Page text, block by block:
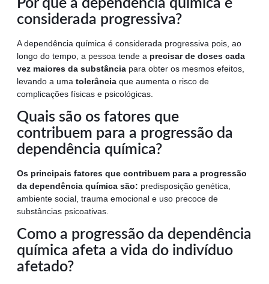
Por que a dependência química é
considerada progressiva?
A dependência química é considerada progressiva pois, ao
longo do tempo, a pessoa tende a precisar de doses cada
vez maiores da substância para obter os mesmos efeitos,
levando a uma tolerância que aumenta o risco de
complicações físicas e psicológicas.
Quais são os fatores que
contribuem para a progressão da
dependência química?
Os principais fatores que contribuem para a progressão
da dependência química são: predisposição genética,
ambiente social, trauma emocional e uso precoce de
substâncias psicoativas.
Como a progressão da dependência
química afeta a vida do indivíduo
afetado?